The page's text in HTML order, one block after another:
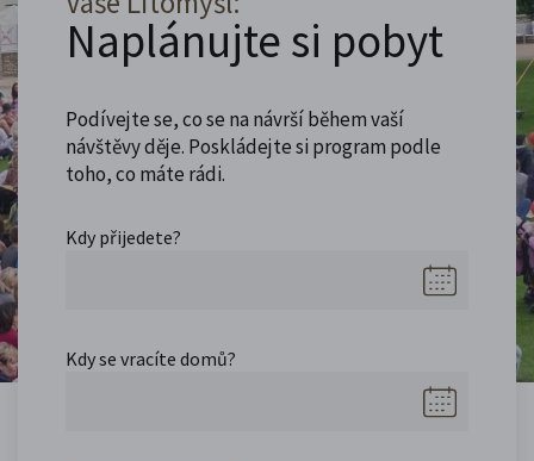
Naplánujte si pobyt
Podívejte se, co se na návrší během vaší
návštěvy děje. Poskládejte si program podle
toho, co máte rádi.
Kdy přijedete?
Kdy se vracíte domů?